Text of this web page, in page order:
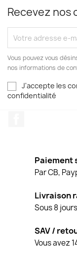
Recevez nos
Vous pouvez vous
nos informations de
J'accepte les
confidentialité
Paiement
Par CB,
Livraison
Sous 8
SAV /
Vous avez